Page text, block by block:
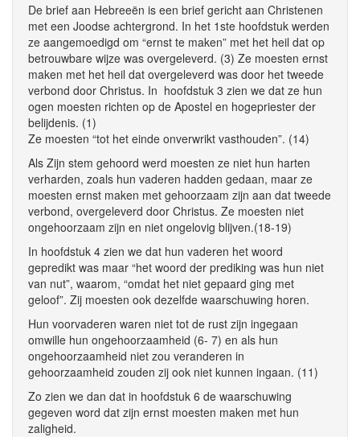
De brief aan Hebreeën is een brief gericht aan Christenen
met een Joodse achtergrond. In het 1ste hoofdstuk werden
ze aangemoedigd om “ernst te maken” met het heil dat op
betrouwbare wijze was overgeleverd. (3) Ze moesten ernst
maken met het heil dat overgeleverd was door het tweede
verbond door Christus. In hoofdstuk 3 zien we dat ze hun
ogen moesten richten op de Apostel en hogepriester der
belijdenis. (1)
Ze moesten “tot het einde onverwrikt vasthouden”. (14)
Als Zijn stem gehoord werd moesten ze niet hun harten
verharden, zoals hun vaderen hadden gedaan, maar ze
moesten ernst maken met gehoorzaam zijn aan dat tweede
verbond, overgeleverd door Christus. Ze moesten niet
ongehoorzaam zijn en niet ongelovig blijven.(18-19)
In hoofdstuk 4 zien we dat hun vaderen het woord
gepredikt was maar “het woord der prediking was hun niet
van nut”, waarom, “omdat het niet gepaard ging met
geloof”. Zij moesten ook dezelfde waarschuwing horen.
Hun voorvaderen waren niet tot de rust zijn ingegaan
omwille hun ongehoorzaamheid (6- 7) en als hun
ongehoorzaamheid niet zou veranderen in
gehoorzaamheid zouden zij ook niet kunnen ingaan. (11)
Zo zien we dan dat in hoofdstuk 6 de waarschuwing
gegeven word dat zijn ernst moesten maken met hun
zaligheid.